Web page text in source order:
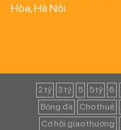
Hòa, Hà Nội
2 tỷ 3 tỷ 5 5 tỷ 6
Bóng đá
Cho thuê
Cơ hội giao thương